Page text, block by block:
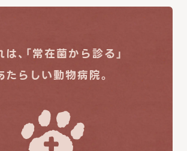
は、「常在菌から診る」
たらしい動物病院。